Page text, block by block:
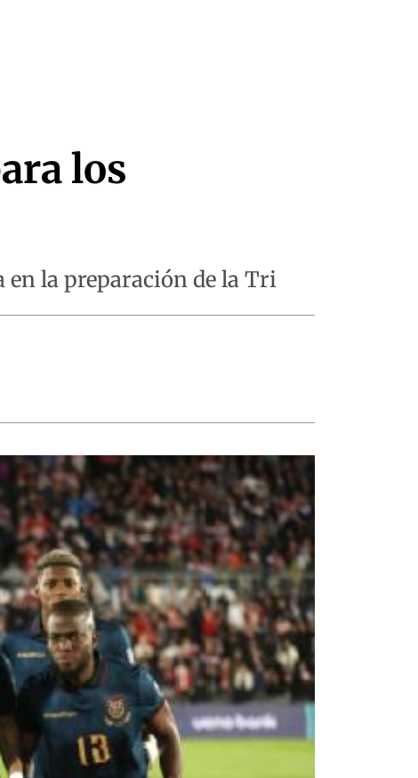
los
en la preparación de la Tri